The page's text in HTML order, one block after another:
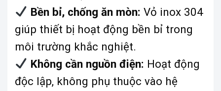
Bền bỉ, chống ăn mòn: Vỏ inox 304
giúp thiết bị hoạt động bền bỉ trong
môi trường khắc nghiệt.
Không cần nguồn điện: Hoạt động
độc lập, không phụ thuộc vào hệ